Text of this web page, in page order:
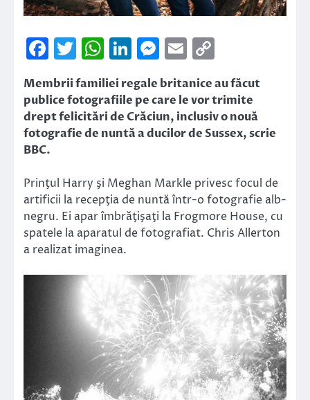
Facebook
Twitter
WhatsApp
LinkedIn
Messenger
Email
Link
Membrii familiei regale britanice au făcut
publice fotografiile pe care le vor trimite
drept felicitări de Crăciun, inclusiv o nouă
fotografie de nuntă a ducilor de Sussex, scrie
BBC.
Prinţul Harry şi Meghan Markle privesc focul de
artificii la recepţia de nuntă într-o fotografie alb-
negru. Ei apar îmbrăţişaţi la Frogmore House, cu
spatele la aparatul de fotografiat. Chris Allerton
a realizat imaginea.